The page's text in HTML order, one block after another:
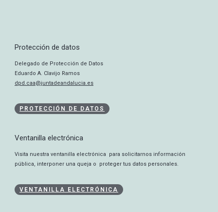
Protección de datos
Delegado de Protección de Datos
Eduardo A. Clavijo Ramos
dpd.caa@juntadeandalucia.es
PROTECCIÓN DE DATOS
Ventanilla electrónica
Visita nuestra ventanilla electrónica para solicitarnos información
pública, interponer una queja o proteger tus datos personales.
VENTANILLA ELECTRÓNICA